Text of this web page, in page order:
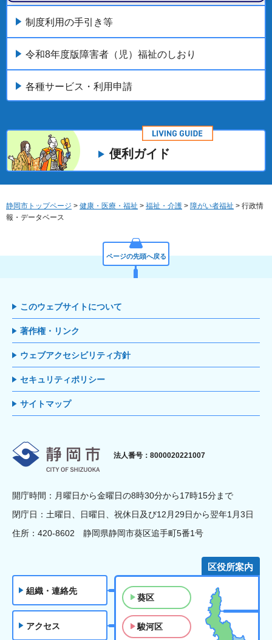
制度利用の手引き等
令和8年度版障害者（児）福祉のしおり
各種サービス・利用申請
便利ガイド
静岡市トップページ > 健康・医療・福祉 > 福祉・介護 > 障がい者福祉 > 行政情
報・データベース
ページの先頭へ戻る
このウェブサイトについて
著作権・リンク
ウェブアクセシビリティ方針
セキュリティポリシー
サイトマップ
静岡市
法人番号：8000020221007
開庁時間：月曜日から金曜日の8時30分から17時15分まで
閉庁日：土曜日、日曜日、祝休日及び12月29日から翌年1月3日
住所：420-8602 静岡県静岡市葵区追手町5番1号
組織・連絡先
アクセス
区役所案内
葵区
駿河区